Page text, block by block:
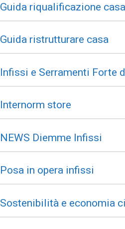
Guida riqualificazione casa
Guida ristrutturare casa
Infissi e Serramenti Forte
Internorm store
NEWS Diemme Infissi
Posa in opera infissi
Sostenibilità e economia